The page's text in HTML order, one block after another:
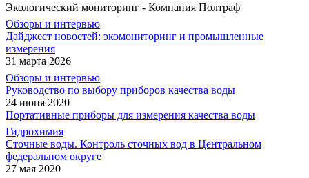
Экологический мониторинг - Компания Полтраф
Обзоры и интервью
Дайджест новостей: экомониторинг и промышленные
измерения
31 марта 2026
Обзоры и интервью
Руководство по выбору приборов качества воды
24 июня 2020
Портативные приборы для измерения качества воды
Гидрохимия
Сточные воды. Контроль сточных вод в Центральном
федеральном округе
27 мая 2020